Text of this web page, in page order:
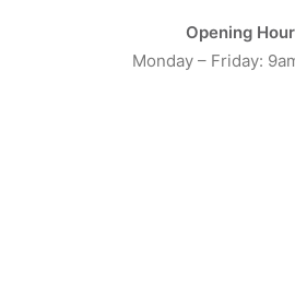
Opening
Monday – Friday:
Poste de